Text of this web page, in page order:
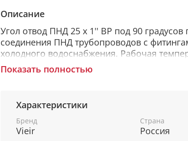
Описание
Угол отвод ПНД 25 х 1'' ВР под 90 градусов
соединения ПНД трубопроводов с
холодного водоснабжения. Рабочая
использования 40 °С. Переходник
атмосфер.Фитинг полиэтиленовый —
на даче, коттедже или загородном
соединяется с трубами, подходящими по
отличными показателями прочности и
Показать полностью
Характеристики
Бренд
Vieir
Страна
Россия